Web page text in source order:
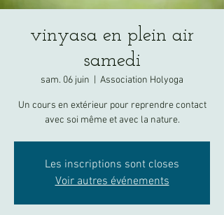
vinyasa en plein air
samedi
sam. 06 juin Association Holyoga
Un cours en extérieur pour reprendre contact
avec soi même et avec la nature.
Les inscriptions sont closes
Voir autres événements